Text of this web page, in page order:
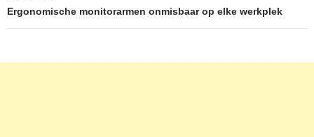
Ergonomische monitorarmen onmisbaar op elke werkplek